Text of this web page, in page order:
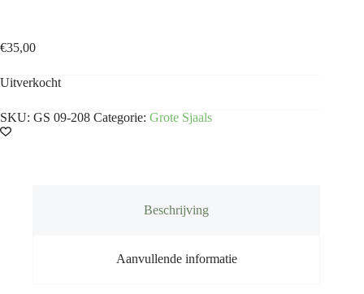
€35,00
Uitverkocht
SKU: GS 09-208 Categorie: Grote Sjaals
Beschrijving
Aanvullende informatie